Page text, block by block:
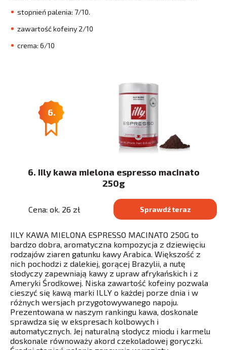
stopnień palenia: 7/10.
zawartość kofeiny 2/10
crema: 6/10
6.
6. IIly kawa mielona espresso macinato
250g
Cena: ok. 26 zł Sprawdź teraz
IILY KAWA MIELONA ESPRESSO MACINATO 250G to
bardzo dobra, aromatyczna kompozycja z dziewięciu
rodzajów ziaren gatunku kawy Arabica. Większość z
nich pochodzi z dalekiej, gorącej Brazylii, a nutę
słodyczy zapewniają kawy z upraw afrykańskich i z
Ameryki Środkowej. Niska zawartość kofeiny pozwala
cieszyć się kawą marki ILLY o każdej porze dnia i w
różnych wersjach przygotowywanego napoju.
Prezentowana w naszym rankingu kawa, doskonale
sprawdza się w ekspresach kolbowych i
automatycznych. Jej naturalną słodycz miodu i karmelu
doskonale równoważy akord czekoladowej goryczki.